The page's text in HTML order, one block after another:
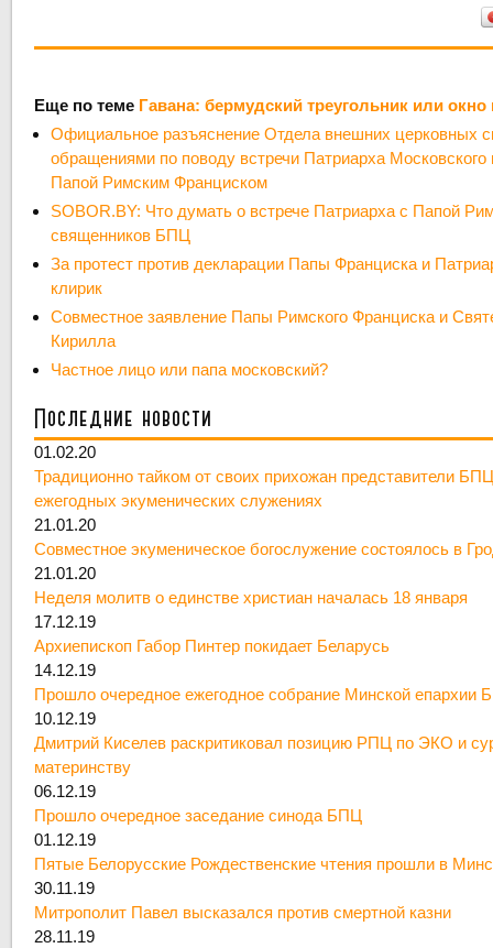
Еще по теме Гавана: бермудский треугольник или
Официальное разъяснение Отдела внешних церковных
обращениями по поводу встречи Патриарха
Папой Римским Франциском
SOBOR.BY: Что думать о встрече Патриарха с Папой
священников БПЦ
За протест против декларации Папы Франциска и
клирик
Совместное заявление Папы Римского Франциска и
Кирилла
Частное лицо или папа московский?
Последние новости
01.02.20
Традиционно тайком от своих прихожан представители
ежегодных экуменических служениях
21.01.20
Совместное экуменическое богослужение состоялось в
21.01.20
Неделя молитв о единстве христиан началась 18 января
17.12.19
Архиепископ Габор Пинтер покидает Беларусь
14.12.19
Прошло очередное ежегодное собрание Минской епархии
10.12.19
Дмитрий Киселев раскритиковал позицию РПЦ по ЭКО и
материнству
06.12.19
Прошло очередное заседание синода БПЦ
01.12.19
Пятые Белорусские Рождественские чтения прошли в
30.11.19
Митрополит Павел высказался против смертной казни
28.11.19